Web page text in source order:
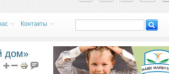
Контакты Форма поиска
дом»